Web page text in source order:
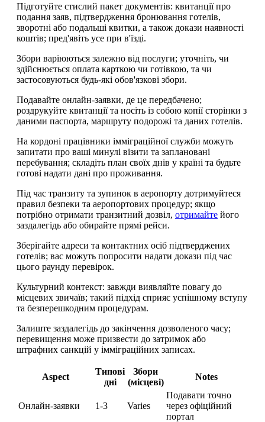
Підготуйте стислий пакет документів: квитанції про
подання заяв, підтвердження бронювання готелів,
зворотні або подальші квитки, а також докази наявності
коштів; пред'явіть усе при в'їзді.
Збори варіюються залежно від послуги; уточніть, чи
здійснюється оплата карткою чи готівкою, та чи
застосовуються будь-які обов'язкові збори.
Подавайте онлайн-заявки, де це передбачено;
роздрукуйте квитанції та носіть із собою копії сторінки з
даними паспорта, маршруту подорожі та даних готелів.
На кордоні працівники імміграційної служби можуть
запитати про ваші минулі візити та заплановані
перебування; складіть план своїх днів у країні та будьте
готові надати дані про проживання.
Під час транзиту та зупинок в аеропорту дотримуйтеся
правил безпеки та аеропортових процедур; якщо
потрібно отримати транзитний дозвіл, отримайте його
заздалегідь або обирайте прямі рейси.
Зберігайте адреси та контактних осіб підтверджених
готелів; вас можуть попросити надати докази під час
цього раунду перевірок.
Культурний контекст: завжди виявляйте повагу до
місцевих звичаїв; такий підхід сприяє успішному вступу
та безперешкодним процедурам.
Залиште заздалегідь до закінчення дозволеного часу;
перевищення може призвести до затримок або
штрафних санкцій у імміграційних записах.
Aspect
Типові
дні
Збори
(місцеві)
Notes
Онлайн-заявки 1-3 Varies
Подавати точно
через офіційний
портал